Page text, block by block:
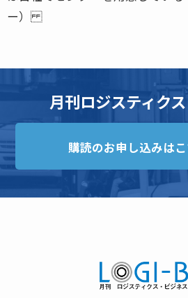
ー）
月刊ロジスティク
購読のお申し込みは